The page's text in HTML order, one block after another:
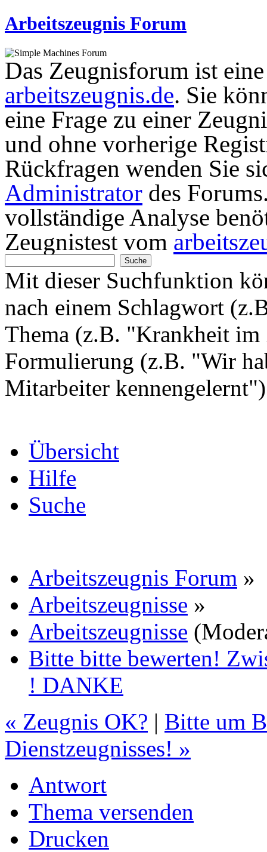
Arbeitszeugnis Forum
Das Zeugnisforum ist
arbeitszeugnis.de. Sie
eine Frage zu einer
und ohne vorherige
Rückfragen wenden Sie
Administrator des
vollständige Analyse
Zeugnistest vom
Mit dieser Suchfunktion
nach einem Schlagwort
Thema (z.B. "Krankheit im
Formulierung (z.B. "Wir
Mitarbeiter
Übersicht
Hilfe
Suche
Arbeitszeugnis Forum »
Arbeitszeugnisse »
Arbeitszeugnisse
Bitte bitte bewerten!
! DANKE
« Zeugnis OK? | Bitte um
Dienstzeugnisses! »
Antwort
Thema versenden
Drucken